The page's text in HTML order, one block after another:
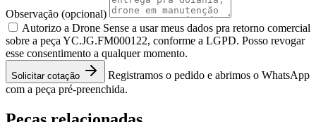
Observação (opcional)
Autorizo a Drone Sense a usar meus dados pra retorno comercial
sobre a peça YC.JG.FM000122, conforme a LGPD. Posso revogar
esse consentimento a qualquer momento.
Solicitar cotação
Registramos o pedido e abrimos o WhatsApp
com a peça pré-preenchida.